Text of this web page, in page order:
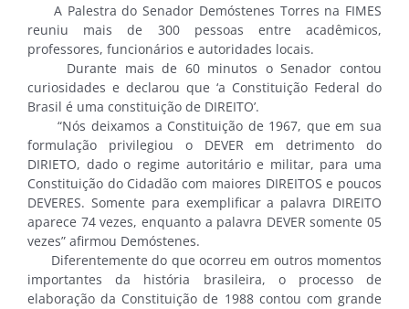
A Palestra do Senador Demóstenes Torres na FIMES
reuniu mais de 300 pessoas entre acadêmicos,
professores, funcionários e autoridades locais.
Durante mais de 60 minutos o Senador contou
curiosidades e declarou que ‘a Constituição Federal do
Brasil é uma constituição de DIREITO’.
“Nós deixamos a Constituição de 1967, que em sua
formulação privilegiou o DEVER em detrimento do
DIRIETO, dado o regime autoritário e militar, para uma
Constituição do Cidadão com maiores DIREITOS e poucos
DEVERES. Somente para exemplificar a palavra DIREITO
aparece 74 vezes, enquanto a palavra DEVER somente 05
vezes” afirmou Demóstenes.
Diferentemente do que ocorreu em outros momentos
importantes da história brasileira, o processo de
elaboração da Constituição de 1988 contou com grande